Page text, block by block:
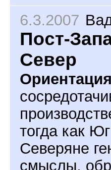
6.3.2007
Пост-
Север
тогда как
Северяне
смыслы,